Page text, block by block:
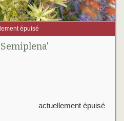
épuisé
actuellement épuisé